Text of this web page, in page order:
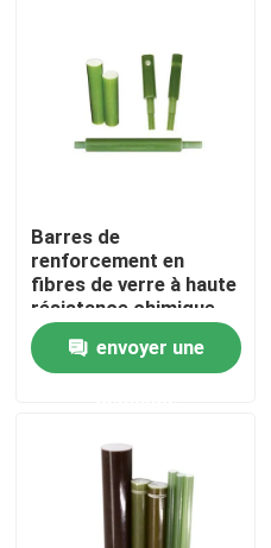
Visite de l'usine
Nous contacter
Nouvelles
Isolateur ferroviaire
Barres de
renforcement en
fibres de verre à haute
résistance chimique
envoyer une